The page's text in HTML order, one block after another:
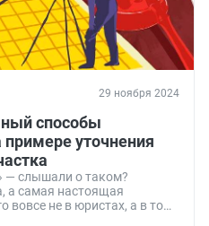
29 ноября 2024
способы
примере уточнения
— слышали о таком?
а самая настоящая
вовсе не в юристах, а в том,